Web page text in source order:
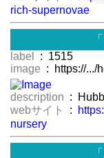
rich-supernovae
label
: 1515
image : https://.../
description :
webサイト
:
nursery